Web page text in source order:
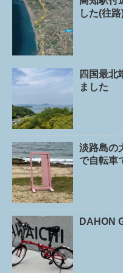
した(往路
四国最北
ました
淡路島の
で自転車
DAHON